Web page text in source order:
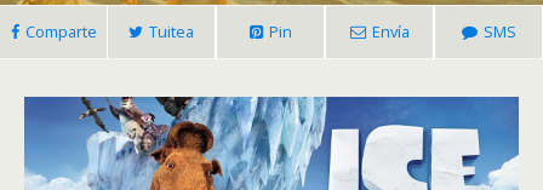
Comparte Tuitea Pin Envía SMS